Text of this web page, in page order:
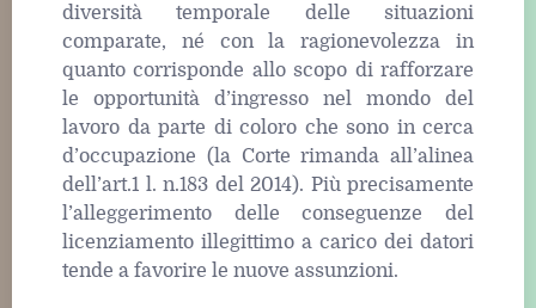
diversità temporale delle situazioni
comparate, né con la ragionevolezza in
quanto corrisponde allo scopo di rafforzare
le opportunità d’ingresso nel mondo del
lavoro da parte di coloro che sono in cerca
d’occupazione (la Corte rimanda all’alinea
dell’art.1 l. n.183 del 2014). Più precisamente
l’alleggerimento delle conseguenze del
licenziamento illegittimo a carico dei datori
tende a favorire le nuove assunzioni.